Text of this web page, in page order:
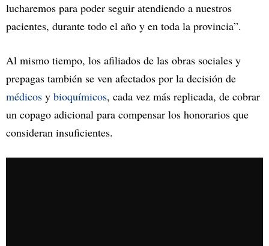
lucharemos para poder seguir atendiendo a nuestros
pacientes, durante todo el año y en toda la provincia”.
Al mismo tiempo, los afiliados de las obras sociales y
prepagas también se ven afectados por la decisión de
médicos y bioquímicos, cada vez más replicada, de cobrar
un copago adicional para compensar los honorarios que
consideran insuficientes.